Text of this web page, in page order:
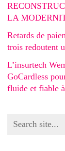
LA
Retards de
trois redoutent
L’insurtech
GoCardless
fluide et fiable
Search